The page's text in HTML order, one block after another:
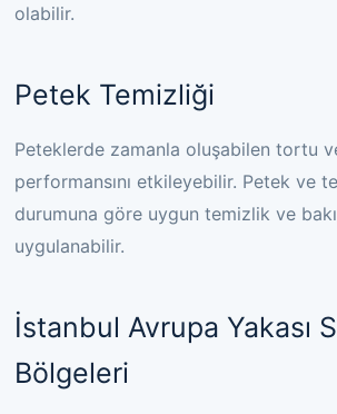
olabilir.
Petek Temizliği
Peteklerde zamanla oluşabilen tortu
performansını etkileyebilir. Petek ve
durumuna göre uygun temizlik ve
uygulanabilir.
İstanbul Avrupa Yakası
Bölgeleri